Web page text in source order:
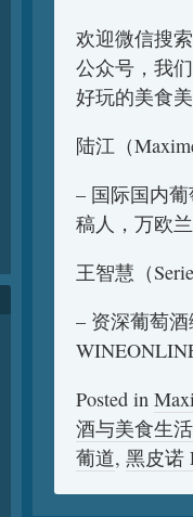
欢迎微信搜
公众号，我
好玩的美食
陆江（
– 国际国内
稿人，万欧
王智慧（
– 资深葡萄
Posted in
酒与美食生活
葡道, 黑皮诺